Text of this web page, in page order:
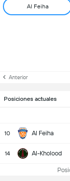
Al Feiha
Anterior
Posiciones actuales
10 Al Feiha
14 Al-Kholood